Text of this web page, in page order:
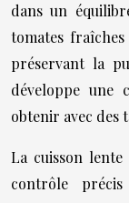
dans un
tomates
préservant la
développe une
obtenir avec des
La cuisson
contrôle précis